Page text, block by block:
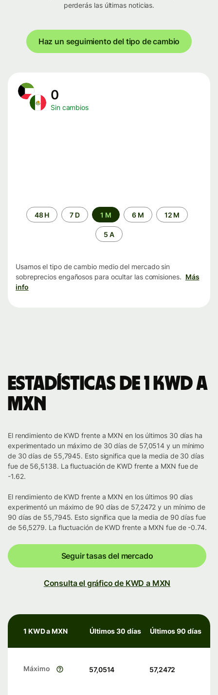
perderás las últimas noticias.
Haz un seguimiento del tipo de cambio
0
Sin cambios
Periodo48 H 7 D 1 M 6 M 12 M
5 A
Usamos el tipo de cambio medio del mercado sin
sobreprecios engañosos para ocultar las comisiones. Más
info
Estadísticas de 1 KWD a
MXN
El rendimiento de KWD frente a MXN en los últimos 30 días ha
experimentado un máximo de 30 días de 57,0514 y un mínimo
de 30 días de 55,7945. Esto significa que la media de 30 días
fue de 56,5138. La fluctuación de KWD frente a MXN fue de
-1.62.
El rendimiento de KWD frente a MXN en los últimos 90 días
experimentó un máximo de 90 días de 57,2472 y un mínimo de
90 días de 55,7945. Esto significa que la media de 90 días fue
de 56,5279. La fluctuación de KWD frente a MXN fue de -0.74.
Seguir tasas del mercado
Consulta el gráfico de KWD a MXN
1 KWD a MXN Últimos 30 días Últimos 90 días
Máximo 57,0514 57,2472